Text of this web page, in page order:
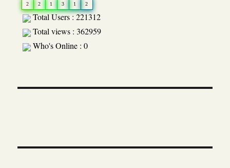
2 2 1 3 1 2
Total Users : 221312
Total views : 362959
Who's Online : 0